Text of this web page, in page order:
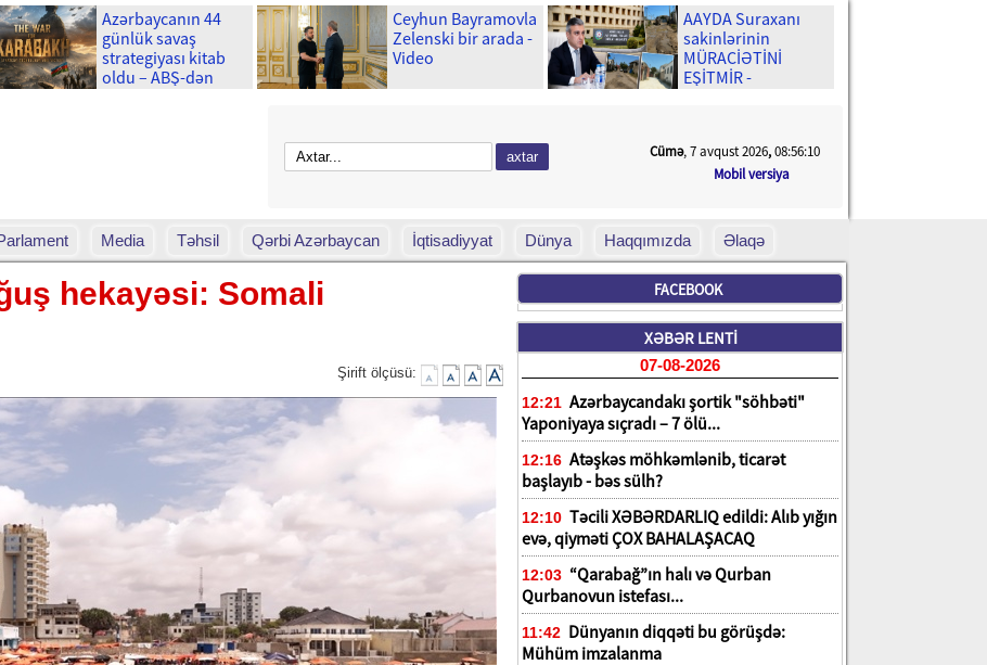
Azərbaycanın 44
günlük savaş
strategiyası kitab
oldu – ABŞ-dən
Ceyhun Bayramovla
Zelenski bir arada -
Video
AAYDA Suraxanı
sakinlərinin
MÜRACİƏTİNİ
EŞİTMİR -
Mobil versiya
Cümə, 7 avqust 2026,08:56:11
Media Təhsil Qərbi Azərbaycan İqtisadiyyat Dünya Haqqımızda Əlaqə
hekayəsi: Somali
Şirift ölçüsü:
FACEBOOK
XƏBƏR LENTİ
07-08-2026
12:21 Azərbaycandakı şortik "söhbəti"
Yaponiyaya sıçradı – 7 ölü...
12:16 Atəşkəs möhkəmlənib, ticarət
başlayıb - bəs sülh?
12:10 Təcili XƏBƏRDARLIQ edildi: Alıb yığın
evə, qiyməti ÇOX BAHALAŞACAQ
12:03 “Qarabağ”ın halı və Qurban
Qurbanovun istefası...
11:42 Dünyanın diqqəti bu görüşdə:
Mühüm imzalanma